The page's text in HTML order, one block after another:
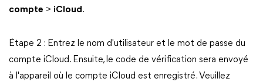
compte > iCloud.
Étape 2 : Entrez le nom d'utilisateur et le mot de passe du
compte iCloud. Ensuite, le code de vérification sera envoyé
à l'appareil où le compte iCloud est enregistré. Veuillez